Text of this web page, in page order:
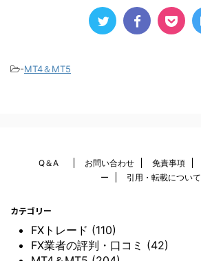
-MT4＆MT5
Q＆A お問い合わせ 免責事項
ー
引用・転載について
カテゴリー
FXトレード (110)
FX業者の評判・口コミ (42)